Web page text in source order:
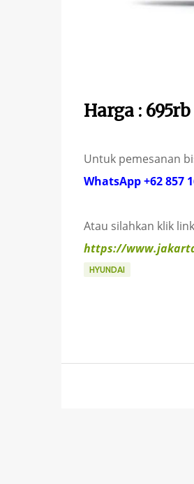
Harga : 695rb
Untuk pemesanan
WhatsApp +62 857
Atau silahkan klik
https://
HYUNDAI